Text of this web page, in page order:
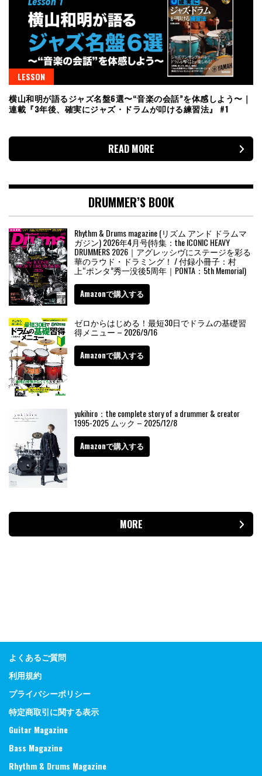
LESSON
横山和明が語るジャズ名盤6選〜“音楽の会話”を体感しよう〜｜
連載『3年後、確実にジャズ・ドラムが叩ける練習法』 #1
READ MORE
DRUMMER’S BOOK
Rhythm & Drums magazine (リズム アンド ドラムマ
ガジン) 2026年4月号(特集：the ICONIC HEAVY
DRUMMERS 2026｜アグレッシヴにステージを彩る
華のラウド・ドラミング！ / 付録小冊子：村
上“ポンタ”秀一没後5周年｜PONTA：5th Memorial)
Amazonで購入する
ゼロからはじめる！最短30日でドラムの基礎習
得メニュー – 2026/9/16
Amazonで購入する
yukihiro：the complete story of a drummer & creator
1995-2025 ムック – 2025/12/8
Amazonで購入する
MORE
よくあるご質問
利用規約
プライバシーポリシー
特定商取引に関する表示
Guitar Magazine
Bass Magazine
Rhythm & Drums Magazine